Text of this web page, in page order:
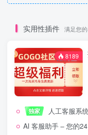
实用性插件 满足您
8189
独家 人工客服系统 技术开发文
AI 客服助手 – 您的24/7智能客服专家